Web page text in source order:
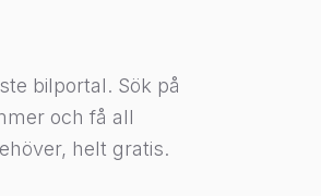
bilportal. Sök på
och få all
helt gratis.